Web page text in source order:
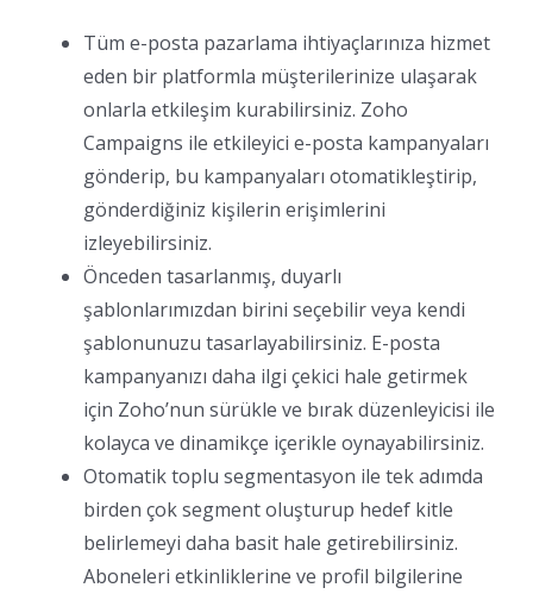
Tüm e-posta pazarlama ihtiyaçlarınıza hizmet
eden bir platformla müşterilerinize ulaşarak
onlarla etkileşim kurabilirsiniz. Zoho
Campaigns ile etkileyici e-posta kampanyaları
gönderip, bu kampanyaları otomatikleştirip,
gönderdiğiniz kişilerin erişimlerini
izleyebilirsiniz.
Önceden tasarlanmış, duyarlı
şablonlarımızdan birini seçebilir veya kendi
şablonunuzu tasarlayabilirsiniz. E-posta
kampanyanızı daha ilgi çekici hale getirmek
için Zoho’nun sürükle ve bırak düzenleyicisi ile
kolayca ve dinamikçe içerikle oynayabilirsiniz.
Otomatik toplu segmentasyon ile tek adımda
birden çok segment oluşturup hedef kitle
belirlemeyi daha basit hale getirebilirsiniz.
Aboneleri etkinliklerine ve profil bilgilerine